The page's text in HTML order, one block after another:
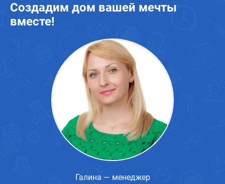
Создадим дом вашей мечты
вместе!
Галина — менеджер